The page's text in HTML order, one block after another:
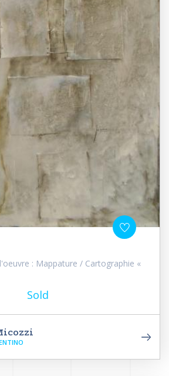
: Mappature / Cartographie «
Sold